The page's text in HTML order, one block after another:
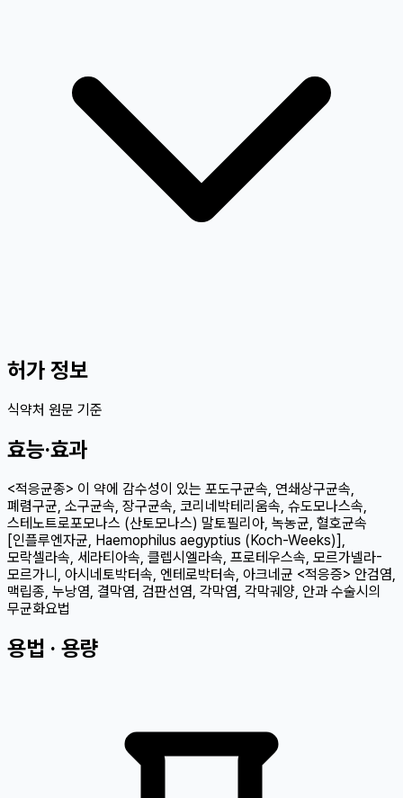
허가 정보
식약처 원문 기준
효능·효과
<적응균종> 이 약에 감수성이 있는 포도구균속, 연쇄상구균속,
폐렴구균, 소구균속, 장구균속, 코리네박테리움속, 슈도모나스속,
스테노트로포모나스 (산토모나스) 말토필리아, 녹농균, 혈호균속
[인플루엔자균, Haemophilus aegyptius (Koch-Weeks)],
모락셀라속, 세라티아속, 클렙시엘라속, 프로테우스속, 모르가넬라-
모르가니, 아시네토박터속, 엔테로박터속, 아크네균 <적응증> 안검염,
맥립종, 누낭염, 결막염, 검판선염, 각막염, 각막궤양, 안과 수술시의
무균화요법
용법 · 용량